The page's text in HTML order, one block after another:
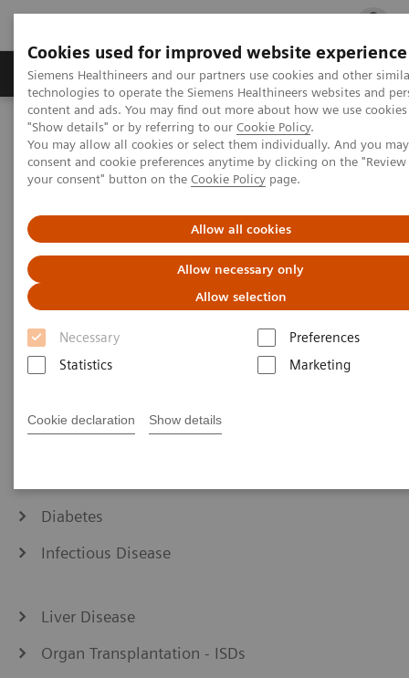
Cookies used for improved website experience
Siemens Healthineers and our partners use cookies and other
technologies to operate the Siemens Healthineers websites and
content and ads. You may find out more about how we use
"Show details" or by referring to our Cookie Policy.
You may allow all cookies or select them individually. And you
consent and cookie preferences anytime by clicking on the "Review
your consent" button on the Cookie Policy page.
Allow all cookies
Allow necessary only
Allow selection
Necessary
Preferences
Statistics
Marketing
Cookie declaration Show details
지멘스 헬시니어스(주) 채용 주요 제품
지멘스 헬시니어스(주) Clinical Specialties & Diseases
지멘스는 오늘날 가장 위협적인 질병과 맞서고
있는 의료 전문가들을 지원합니다.
Diabetes
Infectious Disease
Liver Disease
Organ Transplantation - ISDs